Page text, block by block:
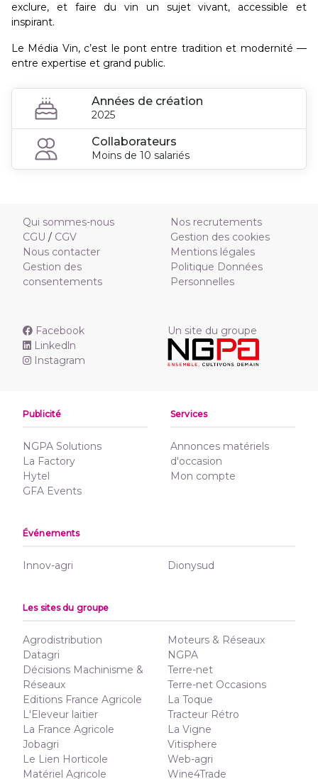
exclure, et faire du vin un sujet vivant, accessible et
inspirant.
Le Média Vin, c’est le pont entre tradition et modernité —
entre expertise et grand public.
Années de création
2025
Collaborateurs
Moins de 10 salariés
Qui sommes-nous
CGU / CGV
Nous contacter
Gestion des
consentements
Nos recrutements
Gestion des cookies
Mentions légales
Politique Données
Personnelles
Facebook
Linkedln
Instagram
Un site du groupe
Publicité
NGPA Solutions
La Factory
Hytel
GFA Events
Services
Annonces matériels
d'occasion
Mon compte
Événements
Innov-agri Dionysud
Les sites du groupe
Agrodistribution
Datagri
Décisions Machinisme &
Réseaux
Editions France Agricole
L'Eleveur laitier
La France Agricole
Jobagri
Le Lien Horticole
Matériel Agricole
Moteurs & Réseaux
NGPA
Terre-net
Terre-net Occasions
La Toque
Tracteur Rétro
La Vigne
Vitisphere
Web-agri
Wine4Trade